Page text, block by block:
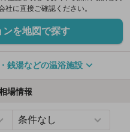
に直接ご確認ください。
ンを地図で探す
銭湯などの温浴施設
場情報